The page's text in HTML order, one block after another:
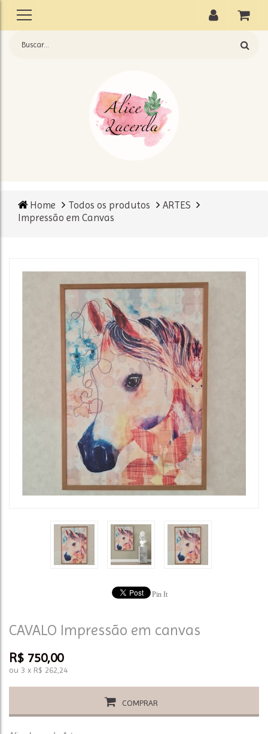
Home Todos os produtos
ARTES
Impressão em Canvas
Pin It
CAVALO Impressão em canvas
R$ 750,00
ou 3 x R$ 262,24
COMPRAR